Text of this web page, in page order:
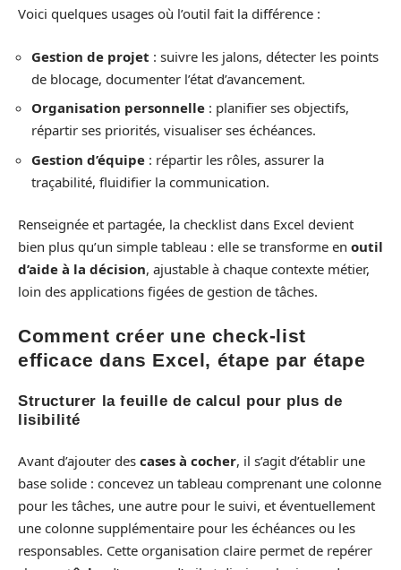
Voici quelques usages où l’outil fait la différence :
Gestion de projet : suivre les jalons, détecter les points
de blocage, documenter l’état d’avancement.
Organisation personnelle : planifier ses objectifs,
répartir ses priorités, visualiser ses échéances.
Gestion d’équipe : répartir les rôles, assurer la
traçabilité, fluidifier la communication.
Renseignée et partagée, la checklist dans Excel devient
bien plus qu’un simple tableau : elle se transforme en outil
d’aide à la décision, ajustable à chaque contexte métier,
loin des applications figées de gestion de tâches.
Comment créer une check-list
efficace dans Excel, étape par étape
Structurer la feuille de calcul pour plus de
lisibilité
Avant d’ajouter des cases à cocher, il s’agit d’établir une
base solide : concevez un tableau comprenant une colonne
pour les tâches, une autre pour le suivi, et éventuellement
une colonne supplémentaire pour les échéances ou les
responsables. Cette organisation claire permet de repérer